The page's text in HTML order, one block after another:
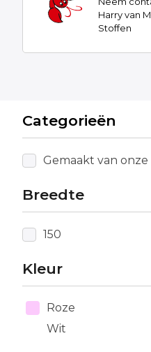
Harry van
Stoffen
Categorieën
Gemaakt van
Breedte
150
Kleur
Roze
Wit